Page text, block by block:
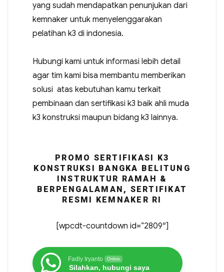
yang sudah mendapatkan penunjukan dari
kemnaker untuk menyelenggarakan
pelatihan k3 di indonesia.
Hubungi kami untuk informasi lebih detail
agar tim kami bisa membantu memberikan
solusi atas kebutuhan kamu terkait
pembinaan dan sertifikasi k3 baik ahli muda
k3 konstruksi maupun bidang k3 lainnya.
PROMO SERTIFIKASI K3
KONSTRUKSI BANGKA BELITUNG
INSTRUKTUR RAMAH &
BERPENGALAMAN, SERTIFIKAT
RESMI KEMNAKER RI
[wpcdt-countdown id=”2809″]
Fadly Iryanto Online
Silahkan, hubungi saya